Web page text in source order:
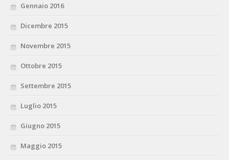
Gennaio 2016
Dicembre 2015
Novembre 2015
Ottobre 2015
Settembre 2015
Luglio 2015
Giugno 2015
Maggio 2015